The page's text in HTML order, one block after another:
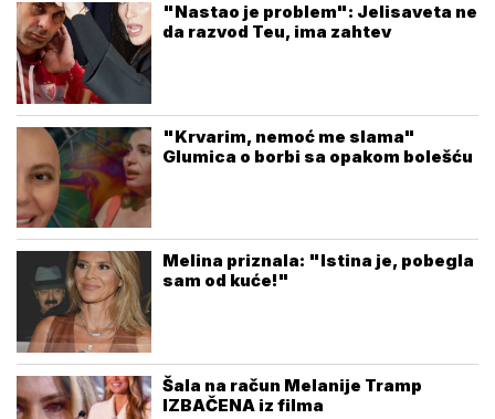
"Nastao je problem": Jelisaveta ne
da razvod Teu, ima zahtev
"Krvarim, nemoć me slama"
Glumica o borbi sa opakom bolešću
Melina priznala: "Istina je, pobegla
sam od kuće!"
Šala na račun Melanije Tramp
IZBAČENA iz filma